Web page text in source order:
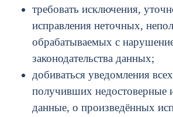
требовать исключения,
исправления неточных,
обрабатываемых с
законодательства данных;
добиваться уведомления
получивших недостоверные
данные, о произведённых